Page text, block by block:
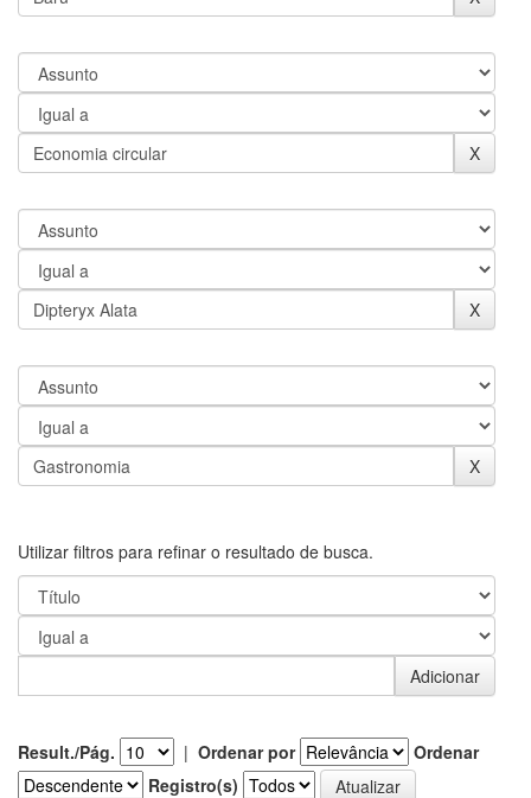
Utilizar filtros para refinar o resultado de busca.
Result./Pág. | Ordenar por
Ordenar
Registro(s)